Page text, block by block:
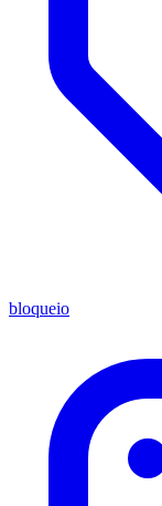
bloqueio